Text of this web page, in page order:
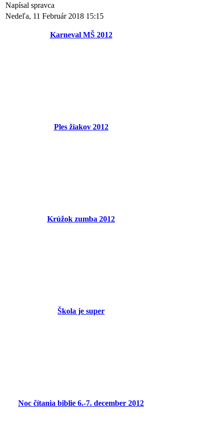
Napísal spravca
Nedeľa, 11 Február 2018 15:15
Karneval MŠ 2012
Ples žiakov 2012
Krúžok zumba 2012
Škola je super
Noc čítania biblie 6.-7. december 2012